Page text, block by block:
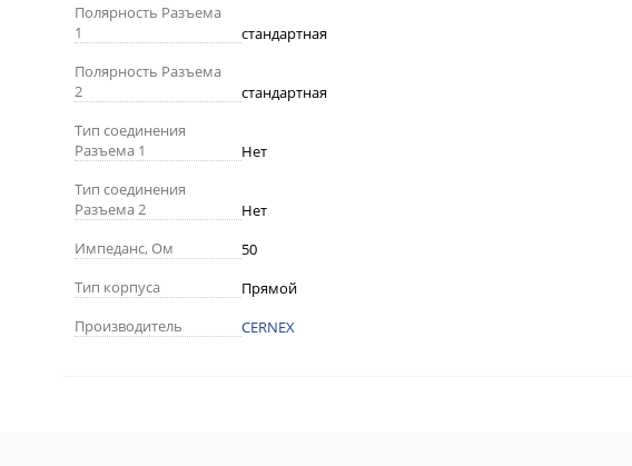
Полярность Разъема
1
стандартная
Полярность Разъема
2
стандартная
Тип соединения
Разъема 1
Нет
Тип соединения
Разъема 2
Нет
Импеданс, Ом
50
Тип корпуса
Прямой
Производитель
CERNEX